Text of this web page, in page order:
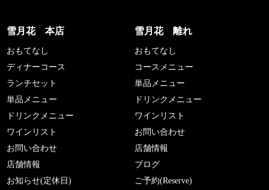
雪月花 本店
おもてなし
ディナーコース
ランチセット
単品メニュー
ドリンクメニュー
ワインリスト
お問い合わせ
店舗情報
お知らせ(定休日)
雪月花 離れ
おもてなし
コースメニュー
単品メニュー
ドリンクメニュー
ワインリスト
お問い合わせ
店舗情報
ブログ
ご予約(Reserve)